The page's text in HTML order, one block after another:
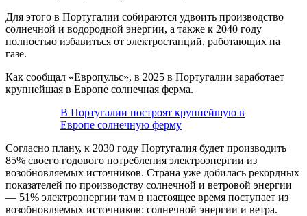
Для этого в Португалии собираются удвоить производство
солнечной и водородной энергии, а также к 2040 году
полностью избавиться от электростанций, работающих на
газе.
Как сообщал «Европульс», в 2025 в Португалии заработает
крупнейшая в Европе солнечная ферма.
В Португалии построят крупнейшую в
Европе солнечную ферму
Согласно плану, к 2030 году Португалия будет производить
85% своего годового потребления электроэнергии из
возобновляемых источников. Страна уже добилась рекордных
показателей по производству солнечной и ветровой энергии
— 51% электроэнергии там в настоящее время поступает из
возобновляемых источников: солнечной энергии и ветра.